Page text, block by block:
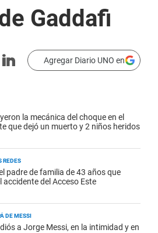
Gaddafi
Agregar Diario UNO en
la mecánica del choque en el
que dejó un muerto y 2 niños heridos
REDES
padre de familia de 43 años que
accidente del Acceso Este
DE MESSI
a Jorge Messi, en la intimidad y en